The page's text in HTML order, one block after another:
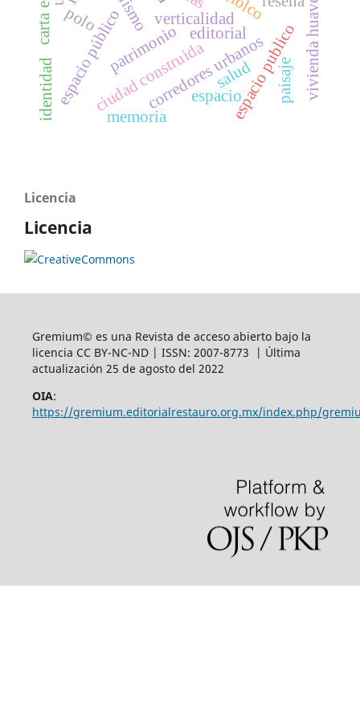
verticalidad
corredores urbanos
editorialespacio publico
patrimonio
ciudad construida
espacio público salud paisaje
polo vivienda huave
espacio
identidad memoria
Licencia
Licencia
Gremium© es una Revista de acceso abierto bajo la
licencia CC BY-NC-ND | ISSN: 2007-8773 | Última
actualización 25 de agosto del 2022
OIA:
https://gremium.editorialrestauro.org.mx/index.php/